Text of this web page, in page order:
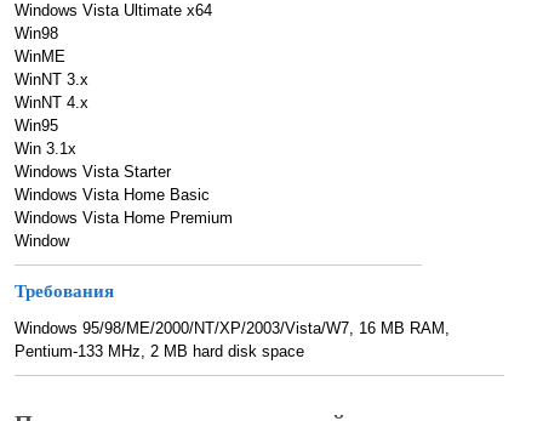
Windows Vista Ultimate x64
Win98
WinME
WinNT 3.x
WinNT 4.x
Win95
Win 3.1x
Windows Vista Starter
Windows Vista Home Basic
Windows Vista Home Premium
Window
Требования
Windows 95/98/ME/2000/NT/XP/2003/Vista/W7, 16 MB RAM,
Pentium-133 MHz, 2 MB hard disk space